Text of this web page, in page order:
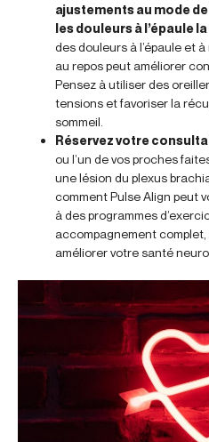
ajustements au mode
les douleurs à l’épaule
des douleurs à l’épaule et
au repos peut améliorer
Pensez à utiliser des
tensions et favoriser la
sommeil.
Réservez votre
ou l’un de vos proches
une lésion du plexus
comment Pulse Align peut
à des programmes
accompagnement
améliorer votre santé